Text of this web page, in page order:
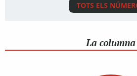
TOTS ELS
La columna